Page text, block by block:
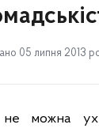
05 липня 2013
можна